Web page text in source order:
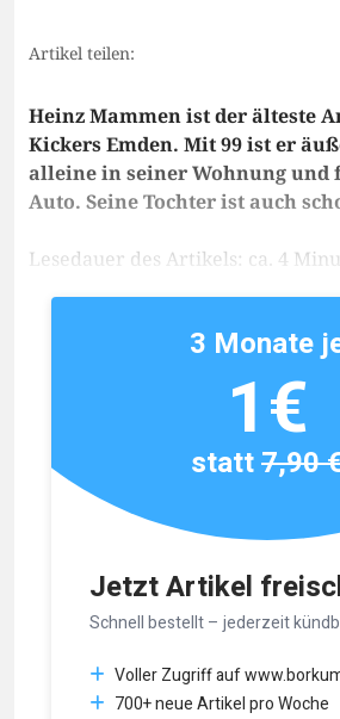
Artikel teilen:
Heinz Mammen ist der älteste
Kickers Emden. Mit 99 ist er
alleine in seiner Wohnung und
Auto. Seine Tochter ist auch
Lesedauer des Artikels: ca. 4
Jetzt Artikel
Schnell bestellt – jederzeit
Voller Zugriff auf
700+ neue Artikel pro Woche
3 Monate
1€
statt7,90